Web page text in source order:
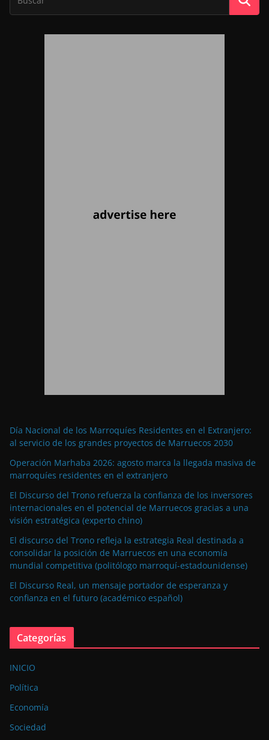
Día Nacional de los Marroquíes Residentes en el Extranjero:
al servicio de los grandes proyectos de Marruecos 2030
Operación Marhaba 2026: agosto marca la llegada masiva de
marroquíes residentes en el extranjero
El Discurso del Trono refuerza la confianza de los inversores
internacionales en el potencial de Marruecos gracias a una
visión estratégica (experto chino)
El discurso del Trono refleja la estrategia Real destinada a
consolidar la posición de Marruecos en una economía
mundial competitiva (politólogo marroquí-estadounidense)
El Discurso Real, un mensaje portador de esperanza y
confianza en el futuro (académico español)
Categorías
INICIO
Política
Economía
Sociedad